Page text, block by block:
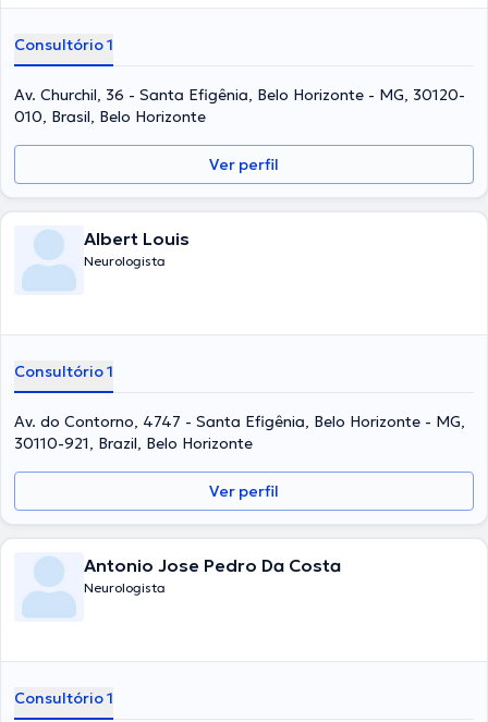
Consultório 1
Av. Churchil, 36 - Santa Efigênia, Belo Horizonte - MG, 30120-
010, Brasil, Belo Horizonte
Ver perfil
Albert Louis
Neurologista
Consultório 1
Av. do Contorno, 4747 - Santa Efigênia, Belo Horizonte - MG,
30110-921, Brazil, Belo Horizonte
Ver perfil
Antonio Jose Pedro Da Costa
Neurologista
Consultório 1